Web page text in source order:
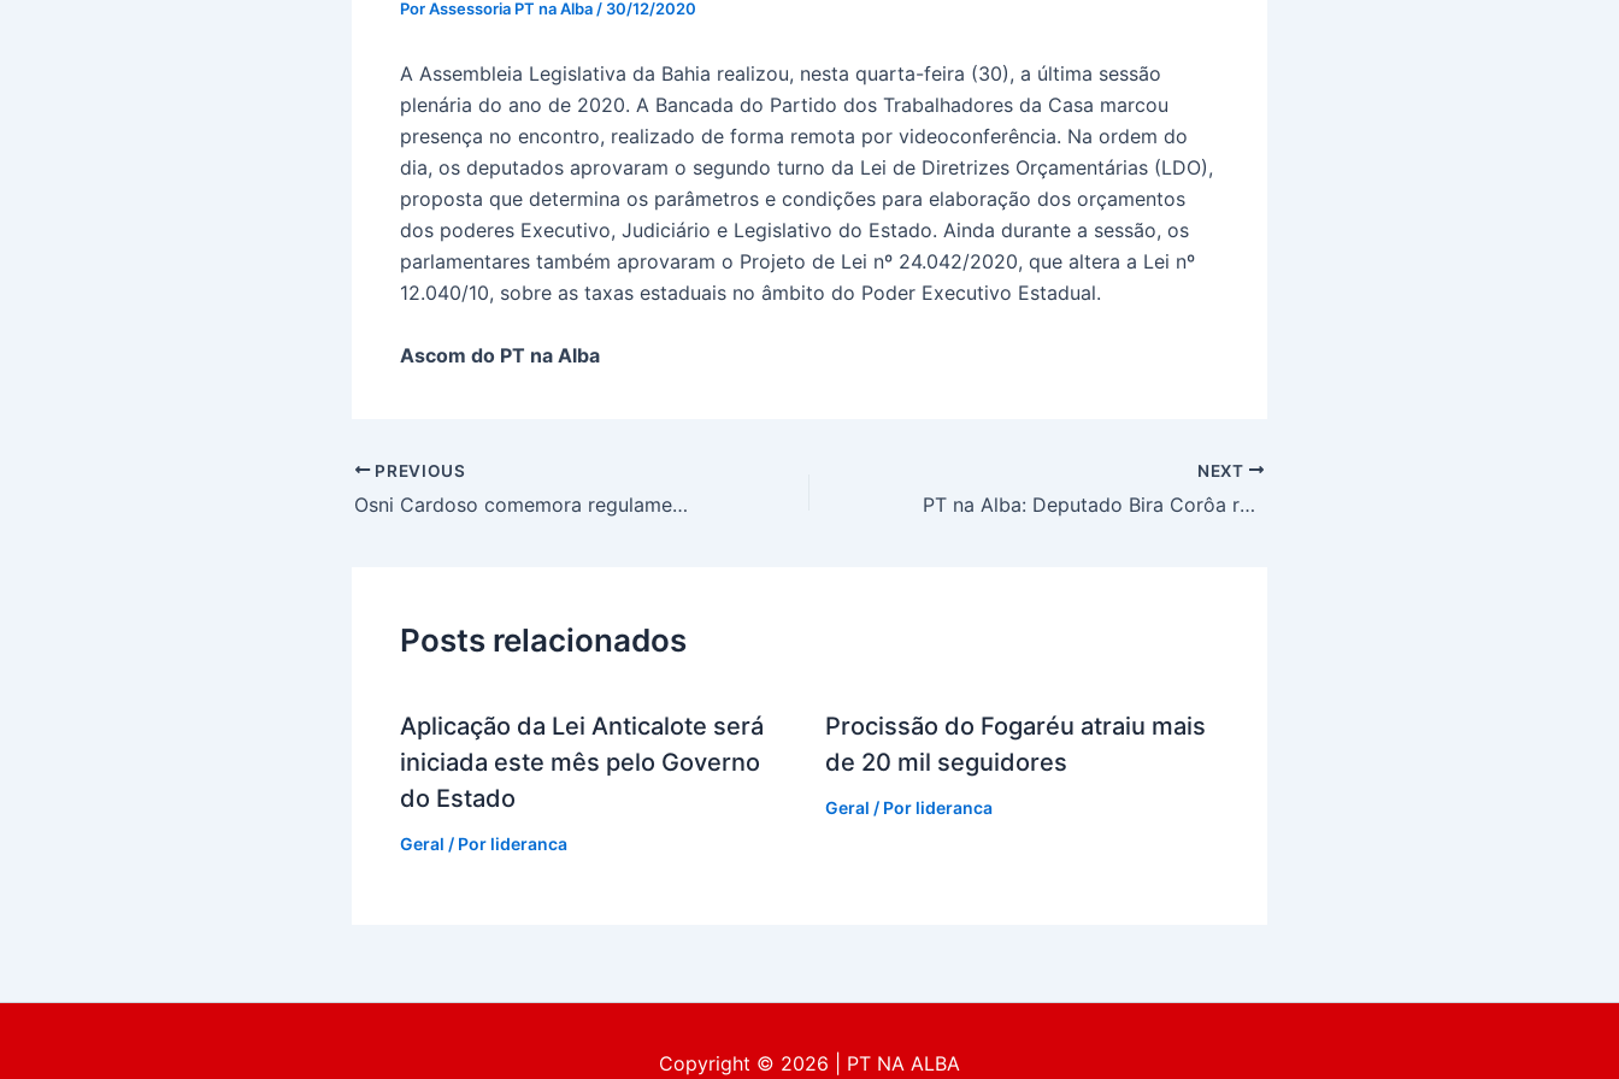
PorAssessoria PT na Alba / 30/12/2020
A Assembleia Legislativa da Bahia realizou, nesta quarta-feira (30), a última sessão
plenária do ano de 2020. A Bancada do Partido dos Trabalhadores da Casa marcou
presença no encontro, realizado de forma remota por videoconferência. Na ordem do
dia, os deputados aprovaram o segundo turno da Lei de Diretrizes Orçamentárias (LDO),
proposta que determina os parâmetros e condições para elaboração dos orçamentos
dos poderes Executivo, Judiciário e Legislativo do Estado. Ainda durante a sessão, os
parlamentares também aprovaram o Projeto de Lei nº 24.042/2020, que altera a Lei nº
12.040/10, sobre as taxas estaduais no âmbito do Poder Executivo Estadual.
Ascom do PT na Alba
PREVIOUS
Osni Cardoso comemora regulamentação do programa de recuperação fiscal
NEXT
PT na Alba: Deputado Bira Corôa retorna à Assembleia Legislativa e reforça bancada petista
Posts relacionados
Aplicação da Lei Anticalote será
iniciada este mês pelo Governo
do Estado
Geral / Por lideranca
Procissão do Fogaréu atraiu mais
de 20 mil seguidores
Geral / Por lideranca
Copyright © 2026 | PT NA ALBA